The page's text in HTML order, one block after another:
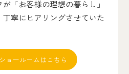
「お客様の理想の暮らし」
寧にヒアリングさせていた
ョールームはこちら